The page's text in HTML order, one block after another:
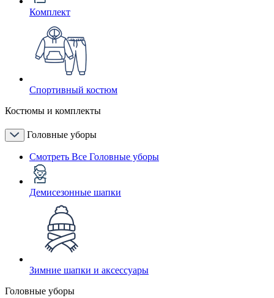
Комплект
Спортивный костюм
Костюмы и комплекты
Головные уборы
Смотреть Все Головные уборы
Демисезонные шапки
Зимние шапки и аксессуары
Головные уборы